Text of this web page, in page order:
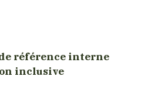
référence interne
inclusive